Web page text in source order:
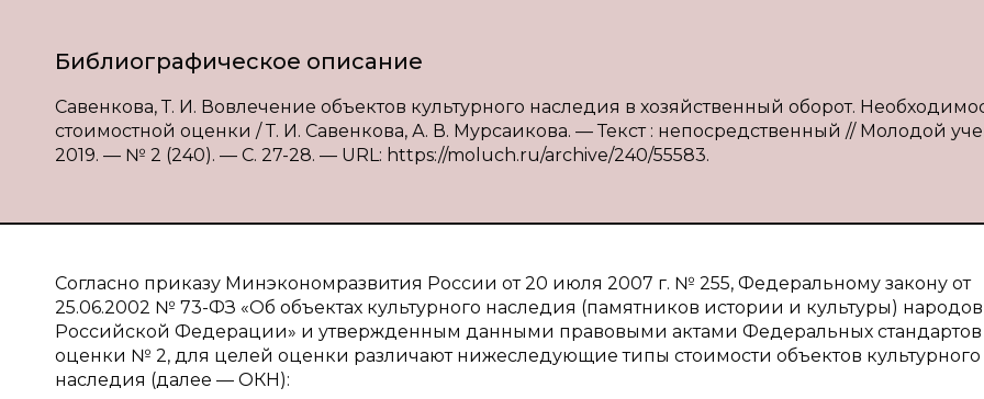
Библиографическое описание
Савенкова, Т. И. Вовлечение объектов культурного наследия в хозяйственный оборот.
стоимостной оценки / Т. И. Савенкова, А. В. Мурсаикова. — Текст : непосредственный // Молодой
2019. — № 2 (240). — С. 27-28. — URL: https://moluch.ru/archive/240/55583.
Согласно приказу Минэкономразвития России от 20 июля 2007 г. № 255, Федеральному закону от
25.06.2002 № 73-ФЗ «Об объектах культурного наследия (памятников истории и культуры) народов
Российской Федерации» и утвержденным данными правовыми актами Федеральных стандартов
оценки № 2, для целей оценки различают нижеследующие типы стоимости объектов культурного
наследия (далее — ОКН):